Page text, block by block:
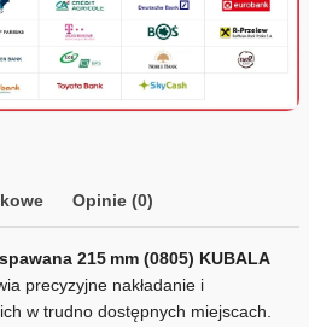
Opinie (0)
215 mm (0805) KUBALA
precyzyjne nakładanie i
w trudno dostępnych miejscach.